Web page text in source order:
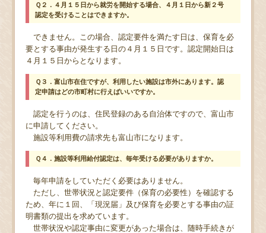
Ｑ２．４月１５日から就労を開始する場合、４月１日から新２号
認定を受けることはできますか。
できません。この場合、認定要件を満たす日は、保育を必
要とする事由が発生する日の４月１５日です。認定開始日は
４月１５日からとなります。
Ｑ３．富山市在住ですが、利用したい施設は市外にあります。認
定申請はどの市町村に行えばいいですか。
認定を行うのは、住民登録のある自治体ですので、富山市
に申請してください。
施設等利用費の請求先も富山市になります。
Ｑ４．施設等利用給付認定は、毎年受ける必要がありますか。
毎年申請をしていただく必要はありません。
ただし、世帯状況と認定要件（保育の必要性）を確認する
ため、年に１回、「現況届」及び保育を必要とする事由の証
明書類の提出を求めています。
世帯状況や認定事由に変更があった場合は、随時手続きが